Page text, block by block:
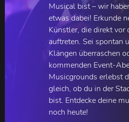
Musical bist – wir
etwas dabei! Erkunde
Künstler, die direkt vor
auftreten. Sei spontan
Klängen überraschen
kommenden Event-
Musicgrounds erlebst
gleich, ob du in der
bist. Entdecke deine
noch heute!